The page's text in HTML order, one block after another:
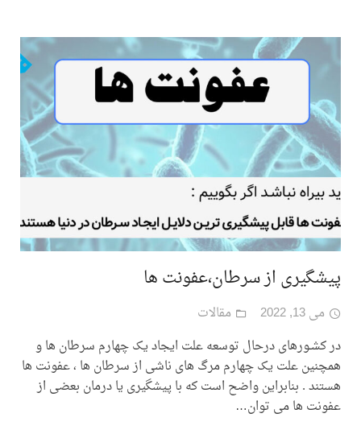
پیشگیری از سرطان،عفونت ها
می 13, 2022
مقالات
در کشـورهای درحال توسعه علت ایجاد یک چهارم سرطان ها و
همچنین علت یک چهارم مرگ های ناشی از سرطان ها ، عفونت ها
هستند . بنابراین واضح است که با پیشگیری یا درمان بعضی از
عفونت ها می توان…